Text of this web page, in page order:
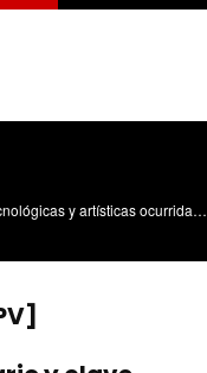
Divulgación de las actividades científicas, tecnológicas y artísticas ocurridas en los tres campus de la UPV